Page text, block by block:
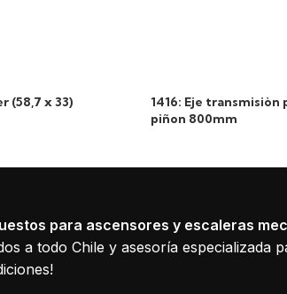
(58,7 x 33)
1416: Eje transmisiòn
piñon 800mm
para ascensores y escaleras
a todo Chile y asesoría especializada